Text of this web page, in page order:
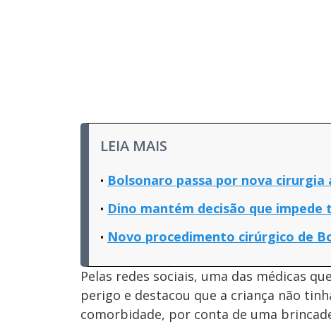
LEIA MAIS
Bolsonaro passa por nova
Dino mantém decisão que impede
Novo procedimento cirúrgico de
Pelas redes sociais, uma das médicas
perigo e destacou que a criança não
comorbidade, por conta de uma